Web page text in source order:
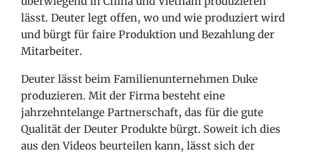
lässt. Deuter legt offen, wo und wie produziert wird
und bürgt für faire Produktion und Bezahlung der
Mitarbeiter.
Deuter lässt beim Familienunternehmen Duke
produzieren. Mit der Firma besteht eine
jahrzehntelange Partnerschaft, das für die gute
Qualität der Deuter Produkte bürgt. Soweit ich dies
aus den Videos beurteilen kann, lässt sich der